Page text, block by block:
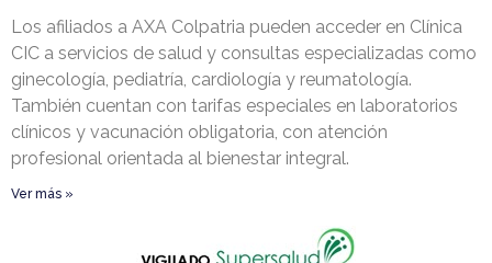
Los afiliados a AXA Colpatria pueden acceder en Clínica
CIC a servicios de salud y consultas especializadas como
ginecología, pediatría, cardiología y reumatología.
También cuentan con tarifas especiales en laboratorios
clínicos y vacunación obligatoria, con atención
profesional orientada al bienestar integral.
Ver más »